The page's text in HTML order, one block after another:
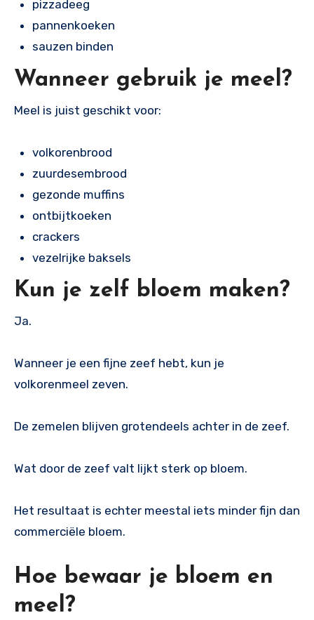
pizzadeeg
pannenkoeken
sauzen binden
Wanneer gebruik je meel?
Meel is juist geschikt voor:
volkorenbrood
zuurdesembrood
gezonde muffins
ontbijtkoeken
crackers
vezelrijke baksels
Kun je zelf bloem maken?
Ja.
Wanneer je een fijne zeef hebt, kun je
volkorenmeel zeven.
De zemelen blijven grotendeels achter in de zeef.
Wat door de zeef valt lijkt sterk op bloem.
Het resultaat is echter meestal iets minder fijn dan
commerciële bloem.
Hoe bewaar je bloem en
meel?